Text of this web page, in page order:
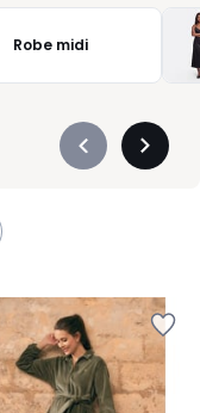
Robe midi
Précédent